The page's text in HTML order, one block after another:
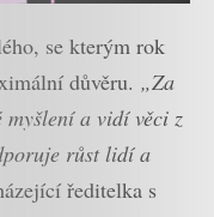
se kterým rok
důvěru. „Za
a vidí věci z
růst lidí a
ředitelka s